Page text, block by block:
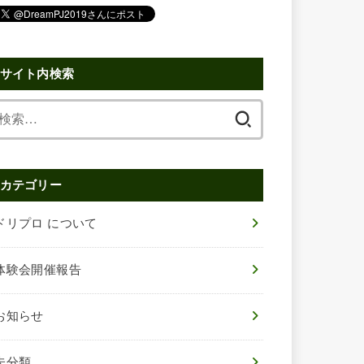
サイト内検索
カテゴリー
リプロ について
験会開催報告
知らせ